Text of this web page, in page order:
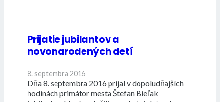
Prijatie jubilantov a
novonarodených detí
8. septembra 2016
Dňa 8. septembra 2016 prijal v dopoludňajších
hodinách primátor mesta Štefan Bieľak